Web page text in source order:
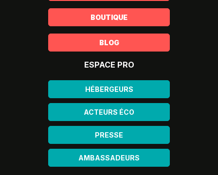
BOUTIQUE
BLOG
ESPACE PRO
HÉBERGEURS
ACTEURS ÉCO
PRESSE
AMBASSADEURS